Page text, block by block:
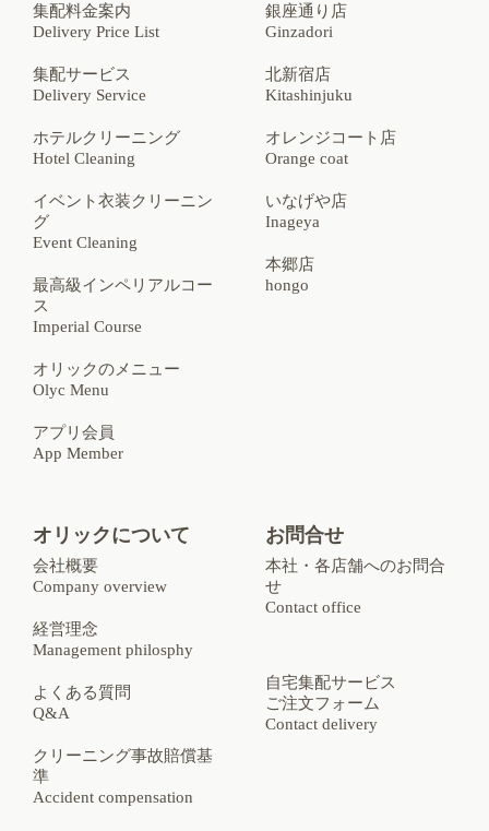
集配料金案内
Delivery Price List
集配サービス
Delivery Service
ホテルクリーニング
Hotel Cleaning
イベント衣装クリーニン
グ
Event Cleaning
最高級インペリアルコー
ス
Imperial Course
オリックのメニュー
Olyc Menu
アプリ会員
App Member
銀座通り店
Ginzadori
北新宿店
Kitashinjuku
オレンジコート店
Orange coat
いなげや店
Inageya
本郷店
hongo
オリックについて
会社概要
Company overview
経営理念
Management philosphy
よくある質問
Q&A
クリーニング事故賠償基
準
Accident compensation
お問合せ
本社・各店舗へのお問合
せ
Contact office
自宅集配サービス
ご注文フォーム
Contact delivery